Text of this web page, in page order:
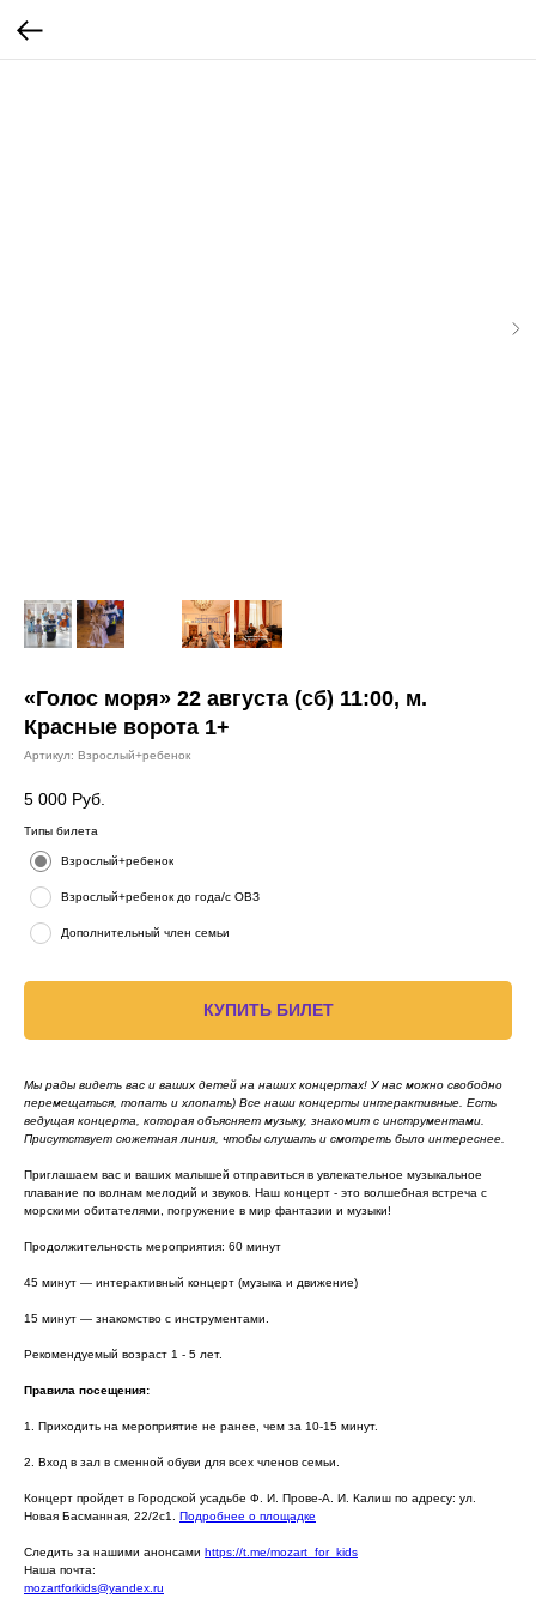
«Голос моря» 22 августа (сб) 11:00, м.
Красные ворота 1+
Артикул: Взрослый+ребенок
5 000 Руб.
Типы билета
Взрослый+ребенок
Взрослый+ребенок до года/с ОВЗ
Дополнительный член семьи
КУПИТЬ БИЛЕТ
Мы рады видеть вас и ваших детей на наших концертах! У нас можно свободно
перемещаться, топать и хлопать) Все наши концерты интерактивные. Есть
ведущая концерта, которая объясняет музыку, знакомит с инструментами.
Присутствует сюжетная линия, чтобы слушать и смотреть было интереснее.
Приглашаем вас и ваших малышей отправиться в увлекательное музыкальное
плавание по волнам мелодий и звуков. Наш концерт - это волшебная встреча с
морскими обитателями, погружение в мир фантазии и музыки!
Продолжительность мероприятия: 60 минут
45 минут — интерактивный концерт (музыка и движение)
15 минут — знакомство с инструментами.
Рекомендуемый возраст 1 - 5 лет.
Правила посещения:
1. Приходить на мероприятие не ранее, чем за 10-15 минут.
2. Вход в зал в сменной обуви для всех членов семьи.
Концерт пройдет в Городской усадьбе Ф. И. Прове-А. И. Калиш по адресу: ул.
Новая Басманная, 22/2с1. Подробнее о площадке
Следить за нашими анонсами https://t.me/mozart_for_kids
Наша почта:
mozartforkids@yandex.ru